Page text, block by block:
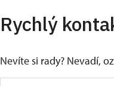
Rychlý
Nevíte si rady? Nevadí,